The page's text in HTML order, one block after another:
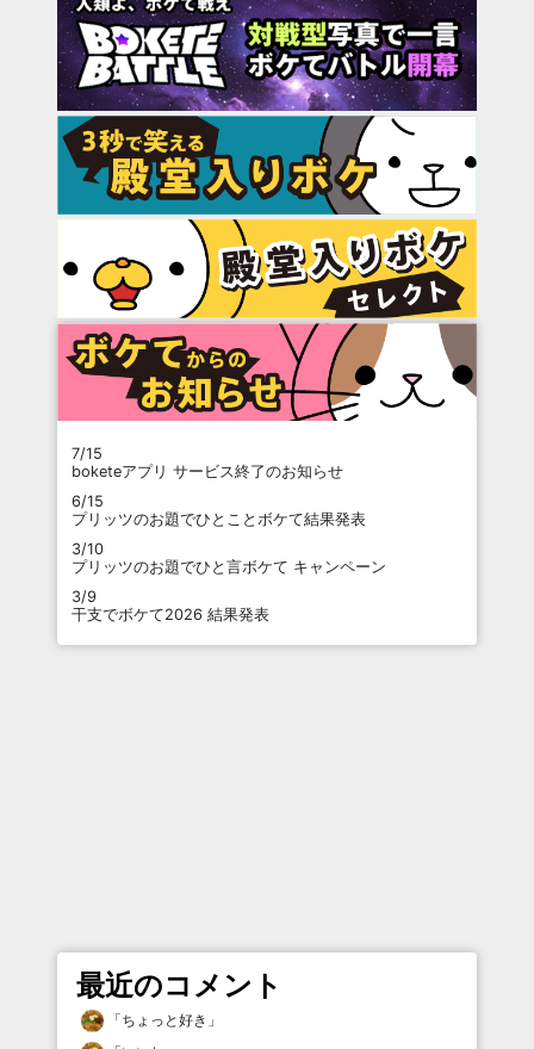
7/15
boketeアプリ サービス終了のお知らせ
6/15
プリッツのお題でひとことボケて結果発表
3/10
プリッツのお題でひと言ボケて キャンペーン
3/9
干支でボケて2026 結果発表
最近のコメント
「ちょっと好き 」